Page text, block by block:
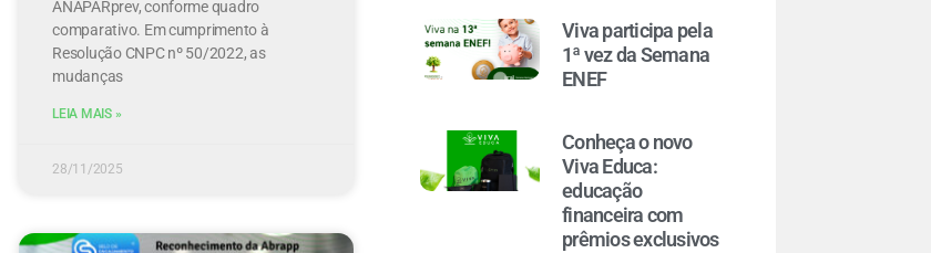
ANAPARprev, conforme quadro
comparativo. Em cumprimento à
Resolução CNPC nº 50/2022, as
mudanças
LEIA MAIS »
28/11/2025
Viva participa pela
1ª vez da Semana
ENEF
Conheça o novo
Viva Educa:
educação
financeira com
prêmios exclusivos